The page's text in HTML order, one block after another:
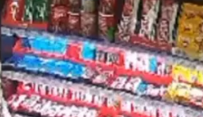
HappenedNow.gr